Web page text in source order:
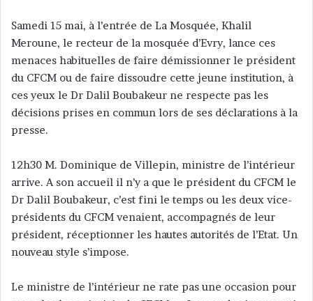
o
u
r
r
Samedi 15 mai, à l’entrée de La Mosquée, Khalil
Meroune, le recteur de la mosquée d’Evry, lance ces
menaces habituelles de faire démissionner le président
du CFCM ou de faire dissoudre cette jeune institution, à
ces yeux le Dr Dalil Boubakeur ne respecte pas les
décisions prises en commun lors de ses déclarations à la
presse.
12h30 M. Dominique de Villepin, ministre de l’intérieur
arrive. A son accueil il n’y a que le président du CFCM le
Dr Dalil Boubakeur, c’est fini le temps ou les deux vice-
présidents du CFCM venaient, accompagnés de leur
président, réceptionner les hautes autorités de l’Etat. Un
nouveau style s’impose.
Le ministre de l’intérieur ne rate pas une occasion pour